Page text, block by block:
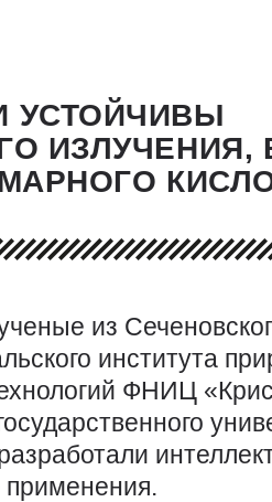
УСТОЙЧИВЫ
ИЗЛУЧЕНИЯ,
из
института
ФНИЦ